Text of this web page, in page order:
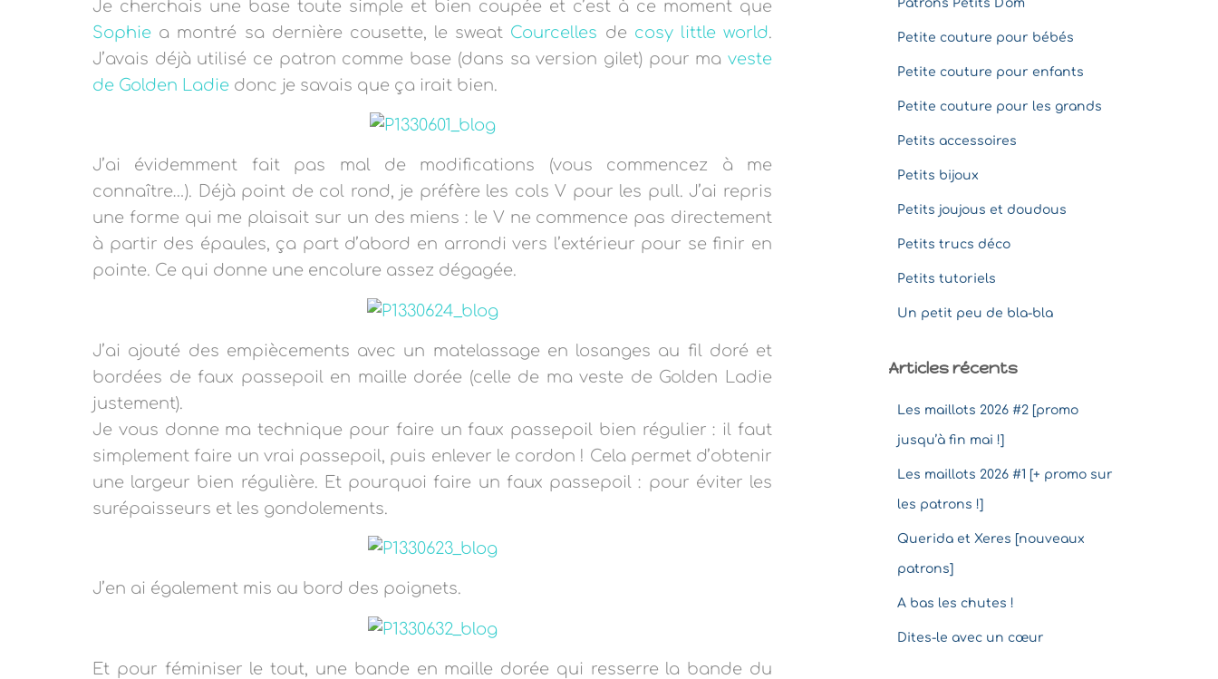
Je cherchais une base toute simple et bien coupée et c’est à ce moment que
Sophie a montré sa dernière cousette, le sweat Courcelles de cosy little world.
J’avais déjà utilisé ce patron comme base (dans sa version gilet) pour ma veste
de Golden Ladie donc je savais que ça irait bien.
J’ai évidemment fait pas mal de modifications (vous commencez à me
connaître…). Déjà point de col rond, je préfère les cols V pour les pull. J’ai repris
une forme qui me plaisait sur un des miens : le V ne commence pas directement
à partir des épaules, ça part d’abord en arrondi vers l’extérieur pour se finir en
pointe. Ce qui donne une encolure assez dégagée.
J’ai ajouté des empiècements avec un matelassage en losanges au fil doré et
bordées de faux passepoil en maille dorée (celle de ma veste de Golden Ladie
justement).
Je vous donne ma technique pour faire un faux passepoil bien régulier : il faut
simplement faire un vrai passepoil, puis enlever le cordon ! Cela permet d’obtenir
une largeur bien régulière. Et pourquoi faire un faux passepoil : pour éviter les
surépaisseurs et les gondolements.
J’en ai également mis au bord des poignets.
Et pour féminiser le tout, une bande en maille dorée qui resserre la bande du
Patrons Petits D'om
Petite couture pour bébés
Petite couture pour enfants
Petite couture pour les grands
Petits accessoires
Petits bijoux
Petits joujous et doudous
Petits trucs déco
Petits tutoriels
Un petit peu de bla-bla
Articles récents
Les maillots 2026 #2 [promo
jusqu’à fin mai !]
Les maillots 2026 #1 [+ promo sur
les patrons !]
Querida et Xeres [nouveaux
patrons]
A bas les chutes !
Dites-le avec un cœur